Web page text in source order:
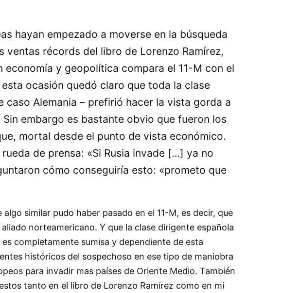
hayan empezado a moverse en la búsqueda
récords del libro de Lorenzo Ramírez,
y geopolítica compara el 11-M con el
ocasión quedó claro que toda la clase
Alemania – prefirió hacer la vista gorda a
embargo es bastante obvio que fueron los
mortal desde el punto de vista económico.
de prensa: «Si Rusia invade […] ya no
cómo conseguiría esto: «prometo que
similar pudo haber pasado en el 11-M, es decir, que
norteamericano. Y que la clase dirigente española
completamente sumisa y dependiente de esta
históricos del sospechoso en ese tipo de maniobra
para invadir mas países de Oriente Medio. También
tanto en el libro de Lorenzo Ramírez como en mi